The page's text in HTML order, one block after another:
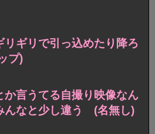
リギリで引っ込めたり降ろ
プ)
か言うてる自撮り映像なん
んなと少し違う (名無し)